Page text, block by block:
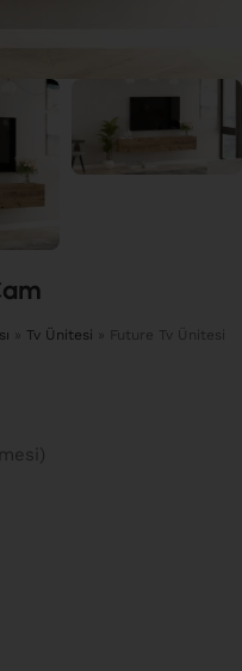
» Tv Ünitesi »
Future Tv Ünitesi